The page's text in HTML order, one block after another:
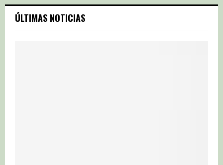
c
h
ÚLTIMAS NOTICIAS